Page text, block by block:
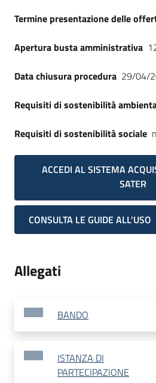
Termine presentazione delle
Apertura busta amministrativa
Data chiusura procedura 29/04/
Requisiti di sostenibilità
Requisiti di sostenibilità sociale
ACCEDI AL SISTEMA
SATER
CONSULTA LE GUIDE ALL'USO
Allegati
BANDO
ISTANZA DI
PARTECIPAZIONE